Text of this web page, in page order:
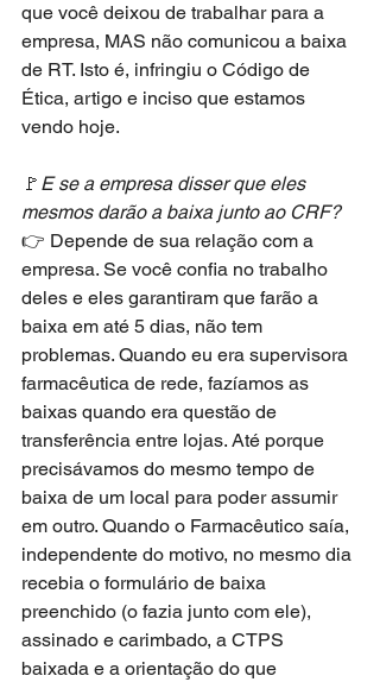
que você deixou de trabalhar para a
empresa, MAS não comunicou a baixa
de RT. Isto é, infringiu o Código de
Ética, artigo e inciso que estamos
vendo hoje.
🚩 E se a empresa disser que eles
mesmos darão a baixa junto ao CRF?
👉 Depende de sua relação com a
empresa. Se você confia no trabalho
deles e eles garantiram que farão a
baixa em até 5 dias, não tem
problemas. Quando eu era supervisora
farmacêutica de rede, fazíamos as
baixas quando era questão de
transferência entre lojas. Até porque
precisávamos do mesmo tempo de
baixa de um local para poder assumir
em outro. Quando o Farmacêutico saía,
independente do motivo, no mesmo dia
recebia o formulário de baixa
preenchido (o fazia junto com ele),
assinado e carimbado, a CTPS
baixada e a orientação do que